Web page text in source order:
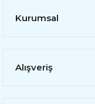
Kurumsal
Alışveriş